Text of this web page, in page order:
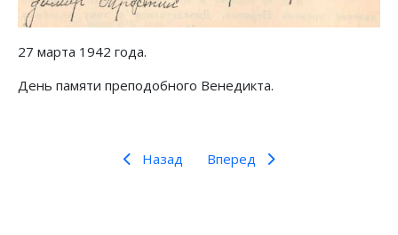
27 марта 1942 года.
День памяти преподобного Венедикта.
Назад Вперед